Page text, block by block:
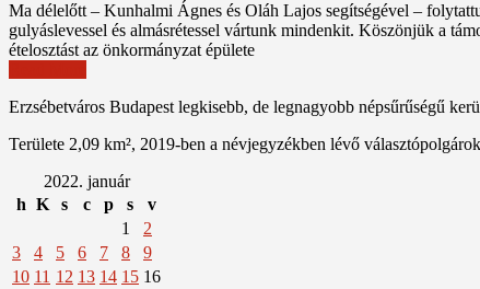
Ma délelőtt – Kunhalmi Ágnes és Oláh Lajos segítségével –
gulyáslevessel és almásrétessel vártunk mindenkit. Köszönjük a
ételosztást az önkormányzat épülete
Erzsébetváros Budapest legkisebb, de legnagyobb népsűrűségű
Területe 2,09 km², 2019-ben a névjegyzékben lévő
2022. január
h K s c p s
v
1
2
3
4 5 6 7 8
9
10 11 12 13 14 15 16